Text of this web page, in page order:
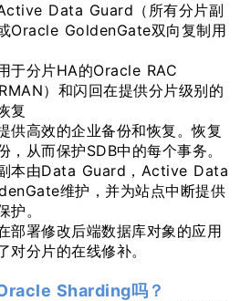
Data Guard（所有分片副
Oracle GoldenGate双向复制用
于分片HA的Oracle RAC
）和闪回在提供分片级别的
复
供高效的企业备份和恢复。恢复
，从而保护SDB中的每个事务。
本由Data Guard，Active Data
维护，并为站点中断提供
护。
部署修改后端数据库对象的应用
对分片的在线修补。
Sharding吗？